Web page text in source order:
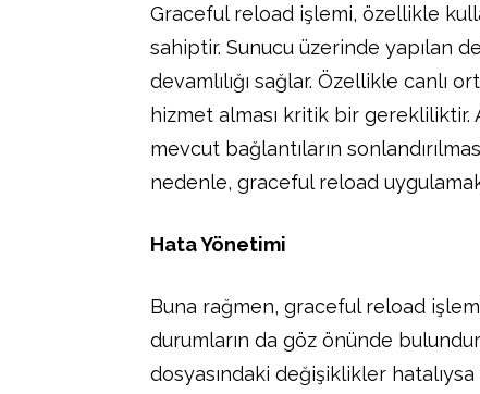
Graceful reload işlemi, özellikle
sahiptir. Sunucu üzerinde yapılan
devamlılığı sağlar. Özellikle canlı
hizmet alması kritik bir gerekliliktir.
mevcut bağlantıların
nedenle, graceful reload
Hata Yönetimi
Buna rağmen, graceful reload
durumların da göz önünde
dosyasındaki değişiklikler